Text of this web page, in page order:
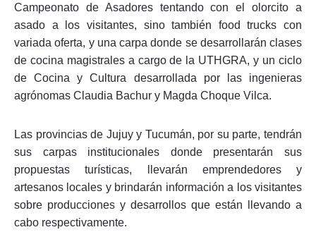
Campeonato de Asadores tentando con el olorcito a
asado a los visitantes, sino también food trucks con
variada oferta, y una carpa donde se desarrollarán clases
de cocina magistrales a cargo de la UTHGRA, y un ciclo
de Cocina y Cultura desarrollada por las ingenieras
agrónomas Claudia Bachur y Magda Choque Vilca.
Las provincias de Jujuy y Tucumán, por su parte, tendrán
sus carpas institucionales donde presentarán sus
propuestas turísticas, llevarán emprendedores y
artesanos locales y brindarán información a los visitantes
sobre producciones y desarrollos que están llevando a
cabo respectivamente.